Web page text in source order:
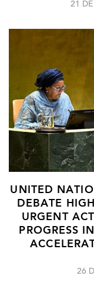
21
UNITED
DEBATE
URGENT
PROGRESS
26